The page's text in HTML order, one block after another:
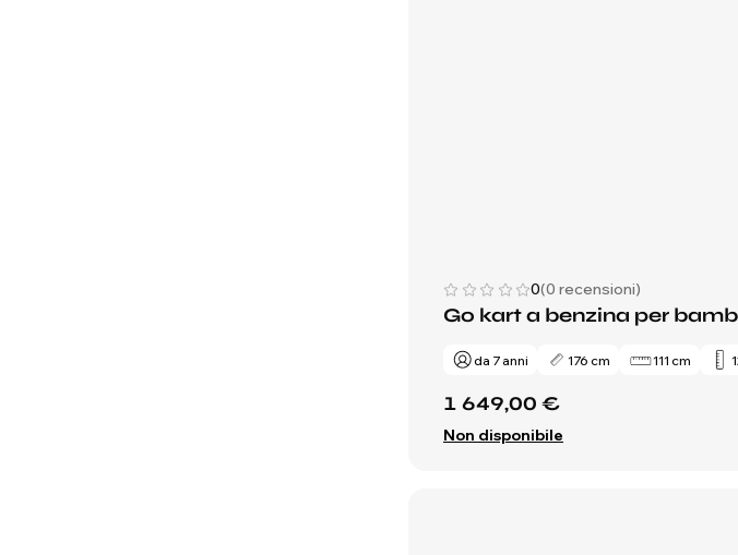
0(0 recensioni)
Go kart a benzina per
da 7 anni 176 cm 111 cm
1 649,00 €
Non disponibile